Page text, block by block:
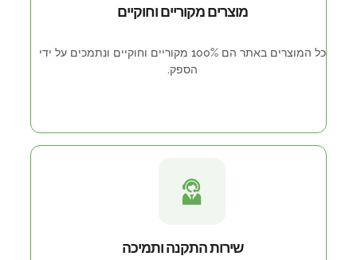
מוצרים מקוריים וחוקיים
כל המוצרים באתר הם 100% מקוריים וחוקיים ונתמכים על ידי
הספק.
שירות התקנה ותמיכה